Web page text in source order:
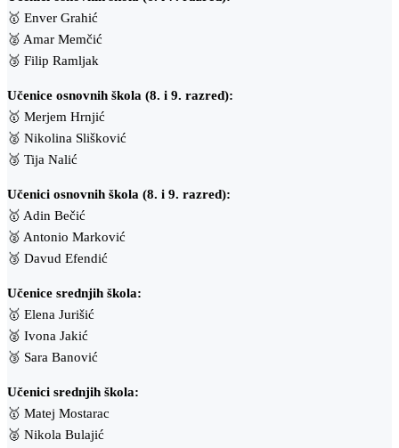
🥇 Enver Grahić
🥈 Amar Memčić
🥉 Filip Ramljak
Učenice osnovnih škola (8. i 9. razred):
🥇 Merjem Hrnjić
🥈 Nikolina Slišković
🥉 Tija Nalić
Učenici osnovnih škola (8. i 9. razred):
🥇 Adin Bečić
🥈 Antonio Marković
🥉 Davud Efendić
Učenice srednjih škola:
🥇 Elena Jurišić
🥈 Ivona Jakić
🥉 Sara Banović
Učenici srednjih škola:
🥇 Matej Mostarac
🥈 Nikola Bulajić